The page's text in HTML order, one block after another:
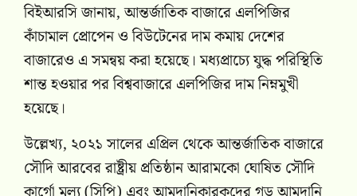
বিইআরসি জানায়, আন্তর্জাতিক বাজারে এলপিজির
কাঁচামাল প্রোপেন ও বিউটেনের দাম কমায় দেশের
বাজারেও এ সমন্বয় করা হয়েছে। মধ্যপ্রাচ্যে যুদ্ধ পরিস্থিতি
শান্ত হওয়ার পর বিশ্ববাজারে এলপিজির দাম নিম্নমুখী
হয়েছে।
উল্লেখ্য, ২০২১ সালের এপ্রিল থেকে আন্তর্জাতিক বাজারে
সৌদি আরবের রাষ্ট্রীয় প্রতিষ্ঠান আরামকো ঘোষিত সৌদি